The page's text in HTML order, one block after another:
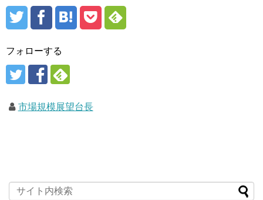
フォローする
市場規模展望台長